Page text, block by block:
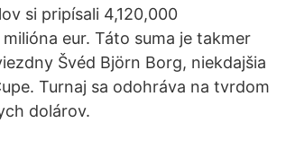
si pripísali 4,120,000
eur. Táto suma je takmer
Švéd Björn Borg, niekdajšia
Turnaj sa odohráva na tvrdom
dolárov.